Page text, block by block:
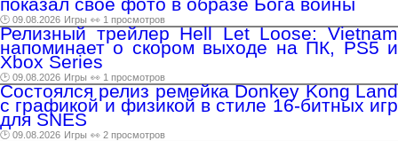
🕑 09.08.2026 Игры 👀 1 просмотров
Релизный трейлер Hell Let Loose: Vietnam
напоминает о скором выходе на ПК, PS5 и
Xbox Series
🕑 09.08.2026 Игры 👀 1 просмотров
Состоялся релиз ремейка Donkey Kong Land
с графикой и физикой в стиле 16-битных игр
для SNES
🕑 09.08.2026 Игры 👀 2 просмотров